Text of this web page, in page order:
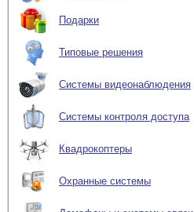
Подарки
Типовые решения
Системы видеонаблюдения
Системы контроля доступа
Квадрокоптеры
Охранные системы